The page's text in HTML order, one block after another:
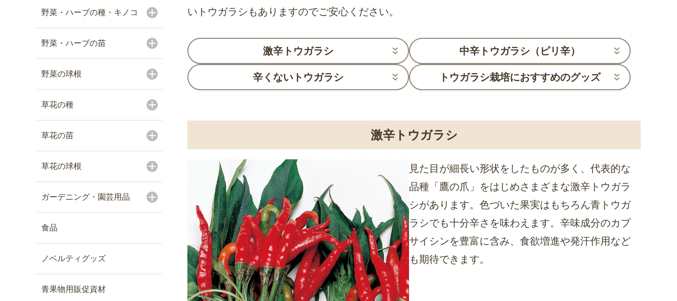
野菜・ハーブの種・キノコ
野菜・ハーブの苗
野菜の球根
草花の種
草花の苗
草花の球根
ガーデニング・園芸用品
食品
ノベルティグッズ
青果物用販促資材
いトウガラシもありますのでご安心ください。
激辛トウガラシ 中辛トウガラシ（ピリ辛）
辛くないトウガラシ トウガラシ栽培におすすめのグッズ
激辛トウガラシ
見た目が細長い形状をしたものが多く、代表的な
品種「鷹の爪」をはじめさまざまな激辛トウガラ
シがあります。色づいた果実はもちろん青トウガ
ラシでも十分辛さを味わえます。辛味成分のカプ
サイシンを豊富に含み、食欲増進や発汗作用など
も期待できます。